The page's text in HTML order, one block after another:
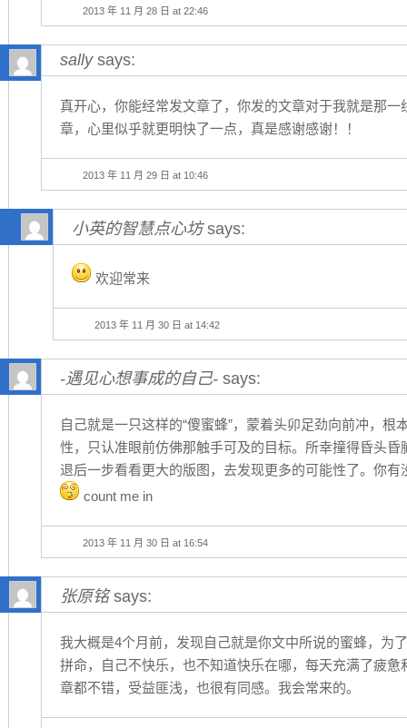
2013 年 11 月 28 日 at 22:46
sally says:
真开心，你能经常发文章了，你发的文章对于我就是那一
章，心里似乎就更明快了一点，真是感谢感谢！！
2013 年 11 月 29 日 at 10:46
小英的智慧点心坊 says:
欢迎常来
2013 年 11 月 30 日 at 14:42
-遇见心想事成的自己- says:
自己就是一只这样的“傻蜜蜂”，蒙着头卯足劲向前冲，根
性，只认准眼前仿佛那触手可及的目标。所幸撞得昏头昏
退后一步看看更大的版图，去发现更多的可能性了。你
count me in
2013 年 11 月 30 日 at 16:54
张原铭 says:
我大概是4个月前，发现自己就是你文中所说的蜜蜂，为
拼命，自己不快乐，也不知道快乐在哪，每天充满了疲惫
章都不错，受益匪浅，也很有同感。我会常来的。